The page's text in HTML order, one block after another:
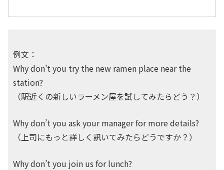
例文：
Why don’t you try the new ramen place near the
station?
（駅近くの新しいラーメン屋を試してみたらどう？）
Why don’t you ask your manager for more details?
（上司にもっと詳しく訊いてみたらどうですか？）
Why don’t you join us for lunch?